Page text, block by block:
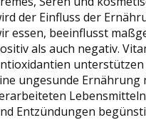
der Einfluss der
essen, beeinflusst
als auch negativ.
ungesunde Ernährung
Entzündungen